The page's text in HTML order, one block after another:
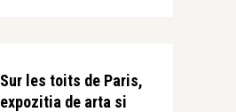
Sur les toits de Paris,
expozitia de arta si